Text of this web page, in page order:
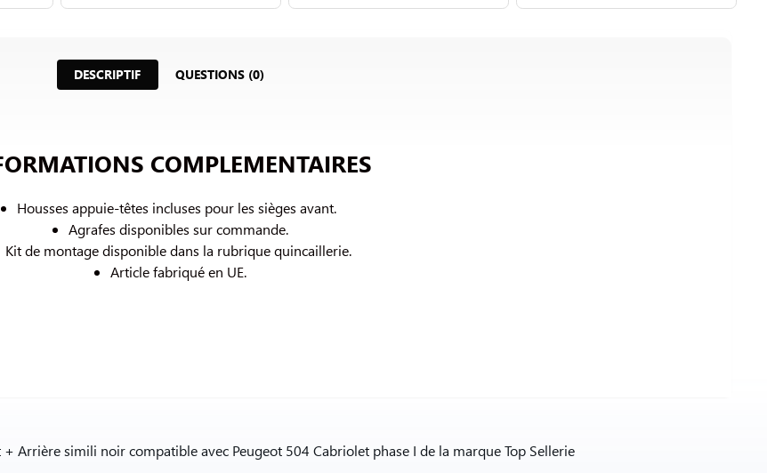
DESCRIPTIF QUESTIONS (0)
COMPLEMENTAIRES
Housses appuie-têtes incluses pour les sièges avant.
Agrafes disponibles sur commande.
Kit de montage disponible dans la rubrique quincaillerie.
Article fabriqué en UE.
Arrière simili noir compatible avec Peugeot 504 Cabriolet phase I de la marque Top Sellerie